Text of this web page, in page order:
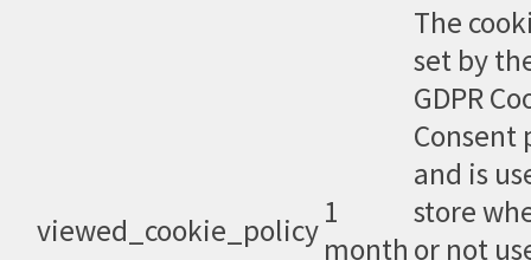
viewed_cookie_policy1
month
The
set by
GDPR
Consent
and is
store
or not